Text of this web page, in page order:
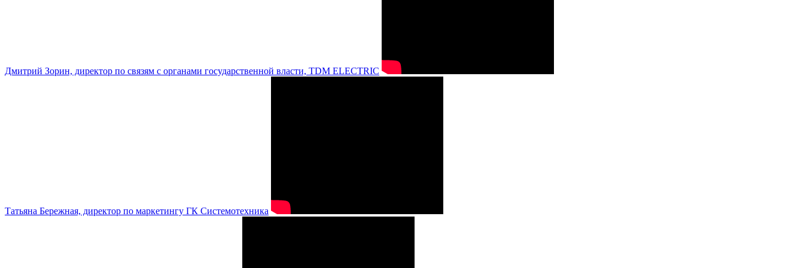
Дмитрий Зорин, директор по связям с органами государственной власти, TDM ELECTRIC
Татьяна Бережная, директор по маркетингу ГК Системотехника